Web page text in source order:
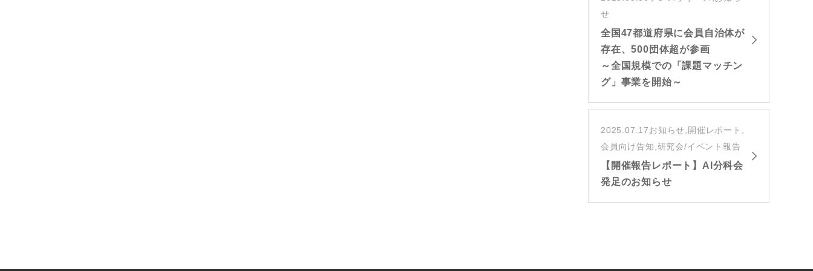
せ
全国47都道府県に会員自治体が
存在、500団体超が参画
～全国規模での「課題マッチン
グ」事業を開始～
2025.07.17お知らせ,開催レポート,
会員向け告知,研究会/イベント報告
【開催報告レポート】AI分科会
発足のお知らせ